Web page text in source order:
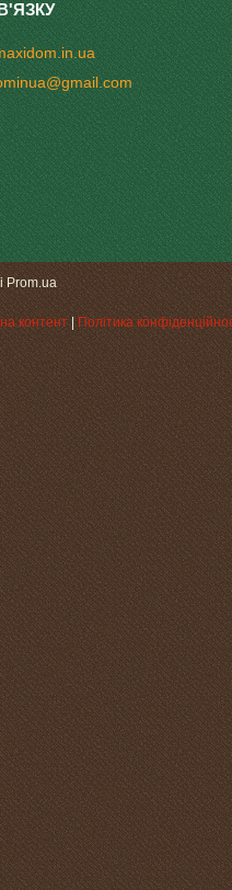
Prom.ua
контент |Політика